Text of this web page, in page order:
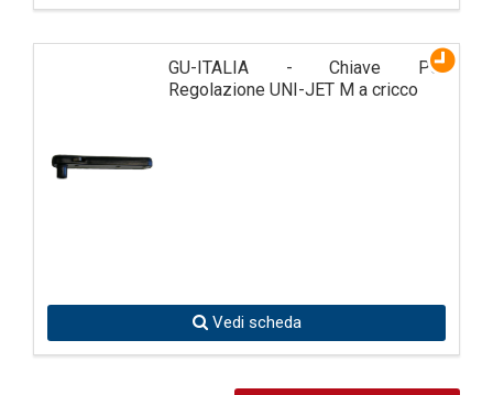
GU-ITALIA - Chiave Per
Regolazione UNI-JET M a cricco
Vedi scheda